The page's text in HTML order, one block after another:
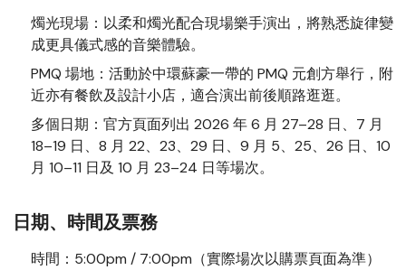
燭光現場： 以柔和燭光配合現場樂手演出，將熟悉旋律變
成更具儀式感的音樂體驗。
PMQ 場地： 活動於中環蘇豪一帶的 PMQ 元創方舉行，附
近亦有餐飲及設計小店，適合演出前後順路逛逛。
多個日期： 官方頁面列出 2026 年 6 月 27–28 日、7 月
18–19 日、8 月 22、23、29 日、9 月 5、25、26 日、10
月 10–11 日及 10 月 23–24 日等場次。
日期、時間及票務
時間： 5:00pm / 7:00pm（實際場次以購票頁面為準）